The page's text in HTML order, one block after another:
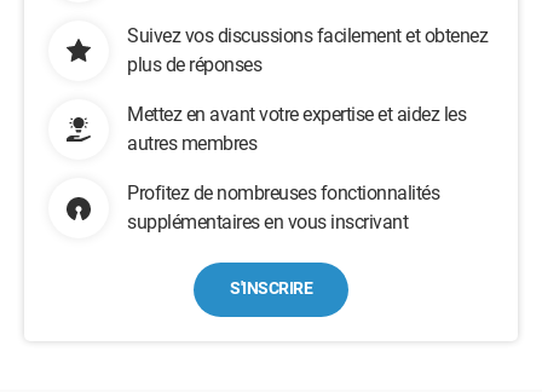
Suivez vos discussions facilement et obtenez
plus de réponses
Mettez en avant votre expertise et aidez les
autres membres
Profitez de nombreuses fonctionnalités
supplémentaires en vous inscrivant
S'INSCRIRE